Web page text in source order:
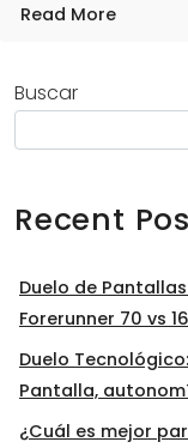
Read More
Buscar
Recent
Duelo de
Forerunner 70 vs
Duelo
Pantalla,
¿Cuál es mejor